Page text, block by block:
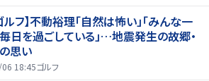
ルフ】不動裕理「自然は怖い」「みんな一
日を過ごしている」…地震発生の故郷・
思い
18:45ゴルフ